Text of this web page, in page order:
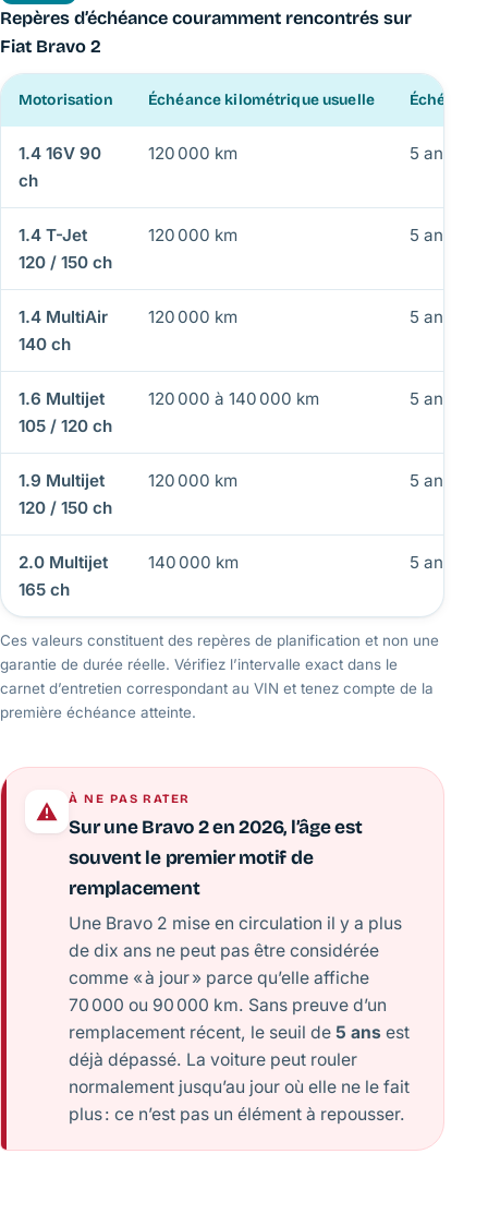
Repères d’échéance couramment rencontrés sur
Fiat Bravo 2
Motorisation Échéance kilométrique usuelle Échéance
1.4 16V 90
ch
120 000 km 5 ans
1.4 T-Jet
120 / 150 ch
120 000 km 5 ans
1.4 MultiAir
140 ch
120 000 km 5 ans
1.6 Multijet
105 / 120 ch
120 000 à 140 000 km 5 ans
1.9 Multijet
120 / 150 ch
120 000 km 5 ans
2.0 Multijet
165 ch
140 000 km 5 ans
Ces valeurs constituent des repères de planification et non une
garantie de durée réelle. Vérifiez l’intervalle exact dans le
carnet d’entretien correspondant au VIN et tenez compte de la
première échéance atteinte.
À NE PAS RATER
Sur une Bravo 2 en 2026, l’âge est
souvent le premier motif de
remplacement
Une Bravo 2 mise en circulation il y a plus
de dix ans ne peut pas être considérée
comme « à jour » parce qu’elle affiche
70 000 ou 90 000 km. Sans preuve d’un
remplacement récent, le seuil de5 ans est
déjà dépassé. La voiture peut rouler
normalement jusqu’au jour où elle ne le fait
plus : ce n’est pas un élément à repousser.